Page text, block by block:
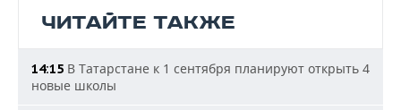
ЧИТАЙТЕ ТАКЖЕ
14:15 В Татарстане к 1 сентября планируют открыть 4
новые школы